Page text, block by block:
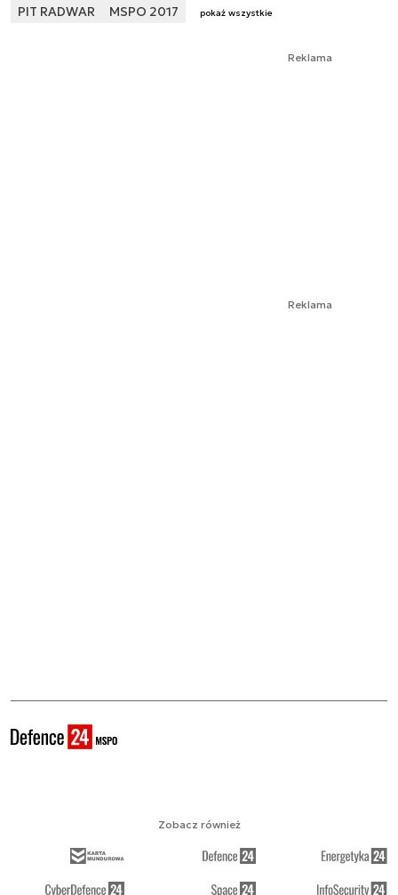
PIT RADWAR MSPO 2017 pokaż wszystkie
Reklama
Reklama
Zobacz również